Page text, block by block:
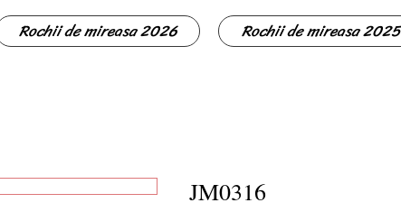
Rochii de mireasa 2026 Rochii de mireasa 2025
JM0316